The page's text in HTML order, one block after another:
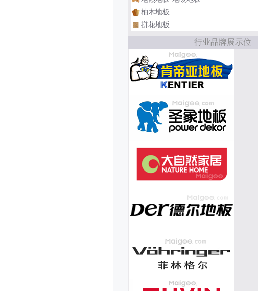
柚木地板
拼花地板
行业品牌展示位